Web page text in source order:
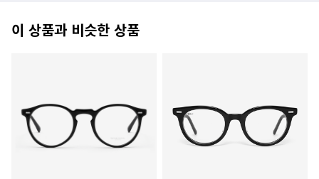
이 상품과 비슷한 상품